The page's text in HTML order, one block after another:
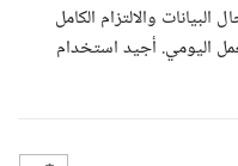
والالتزام الكامل
اليومي. أجيد استخدام